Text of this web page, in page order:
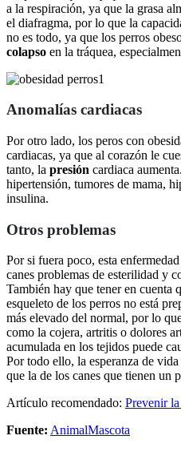
a la respiración, ya que la grasa
el diafragma, por lo que la
no es todo, ya que los perros
colapso en la tráquea,
Anomalías cardiacas
Por otro lado, los peros con
cardiacas, ya que al corazón le
tanto, la presión cardiaca
hipertensión, tumores de mama,
insulina.
Otros problemas
Por si fuera poco, esta
canes problemas de esterilidad y
También hay que tener en cuenta
esqueleto de los perros no está
más elevado del normal, por lo
como la cojera, artritis o dolores
acumulada en los tejidos puede
Por todo ello, la esperanza de
que la de los canes que tienen un
Artículo recomendado: Prevenir
Fuente: AnimalMascota